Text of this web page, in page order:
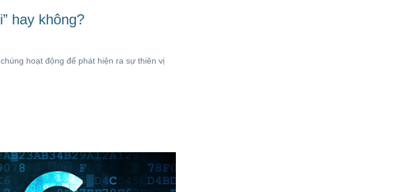
hay không?
hoạt động để phát hiện ra sự thiên vị